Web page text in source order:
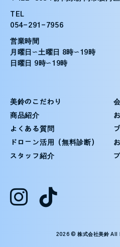
TEL
054-291-7956
営業時間
月曜日〜土曜日 8時〜19時
日曜日 9時〜19時
美鈴のこだわり
商品紹介
よくある質問
ドローン活用（無料診断）
スタッフ紹介
2026 © 株式会社美鈴